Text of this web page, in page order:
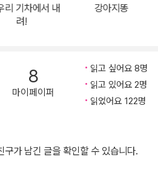
그림은 찾아볼 수 없다. 색깔도 다른
한 느낌은 전혀 주지 않는다. 한가지 색
어둡다. 추워진 들과 바다의 풍경이나
히려 추상화 쪽에 가까운 느낌이다.
현실을 직시하도록 한다. 거기에서
도록 하는 것이 버닝햄이 의도한 바
어웨이 상을 받은 작품이다.
리 기차에서 내
려!
강아지똥
8
마이페이퍼
읽고 싶어요 8명
읽고 있어요 2명
읽었어요 122명
구가 남긴 글을 확인할 수 있습니다.